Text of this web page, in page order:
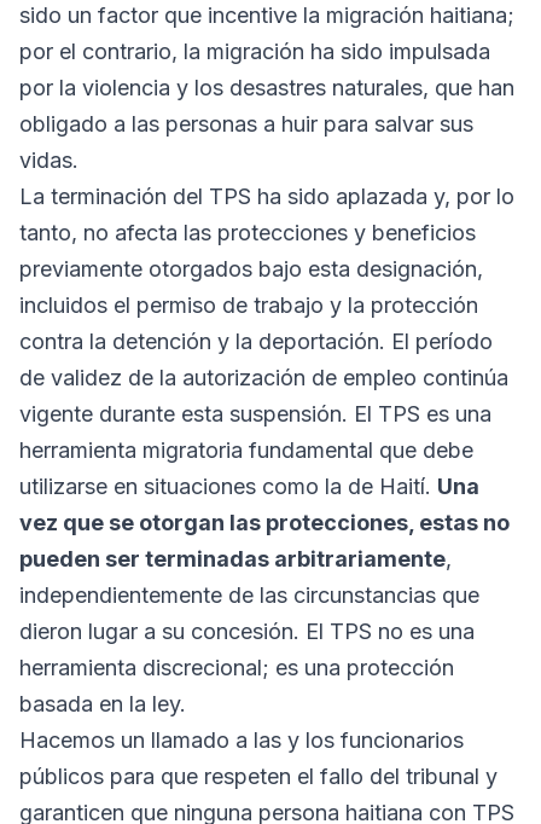
sido un factor que incentive la migración haitiana;
por el contrario, la migración ha sido impulsada
por la violencia y los desastres naturales, que han
obligado a las personas a huir para salvar sus
vidas.
La terminación del TPS ha sido aplazada y, por lo
tanto, no afecta las protecciones y beneficios
previamente otorgados bajo esta designación,
incluidos el permiso de trabajo y la protección
contra la detención y la deportación. El período
de validez de la autorización de empleo continúa
vigente durante esta suspensión. El TPS es una
herramienta migratoria fundamental que debe
utilizarse en situaciones como la de Haití. Una
vez que se otorgan las protecciones, estas no
pueden ser terminadas arbitrariamente,
independientemente de las circunstancias que
dieron lugar a su concesión. El TPS no es una
herramienta discrecional; es una protección
basada en la ley.
Hacemos un llamado a las y los funcionarios
públicos para que respeten el fallo del tribunal y
garanticen que ninguna persona haitiana con TPS